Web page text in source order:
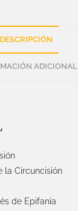
DESCRIPCIÓN
ADICIONAL
la Circuncisión
de Epifanía